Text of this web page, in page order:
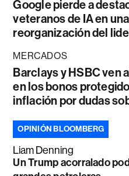
Google pierde a
veteranos de IA en
reorganización del
MERCADOS
Barclays y HSBC ven
en los bonos
inflación por dudas
OPINIÓN BLOOMBERG
Liam Denning
Un Trump acorralado